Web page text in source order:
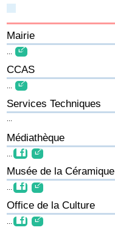
Mairie
CCAS
Services Techniques
Médiathèque
Musée de la Céramique
...
Office de la Culture